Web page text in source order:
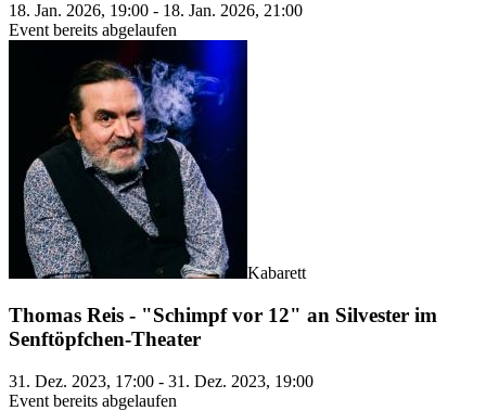
18. Jan. 2026, 19:00 - 18. Jan. 2026, 21:00
Event bereits abgelaufen
Kabarett
Thomas Reis - "Schimpf vor 12" an Silvester im
Senftöpfchen-Theater
31. Dez. 2023, 17:00 - 31. Dez. 2023, 19:00
Event bereits abgelaufen